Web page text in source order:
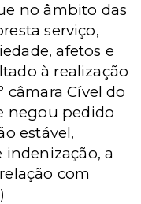
no âmbito das
serviço,
afetos e
à realização
Cível do
negou pedido
estável,
a
com
)